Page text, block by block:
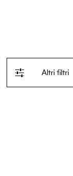
Altri filtri